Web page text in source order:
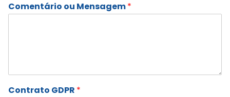
Comentário ou Mensagem*
Contrato GDPR *